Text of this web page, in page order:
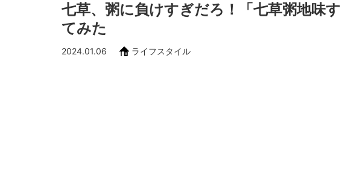
七草、粥に負けすぎだろ！「七草粥地味
てみた
2024.01.06 ライフスタイル